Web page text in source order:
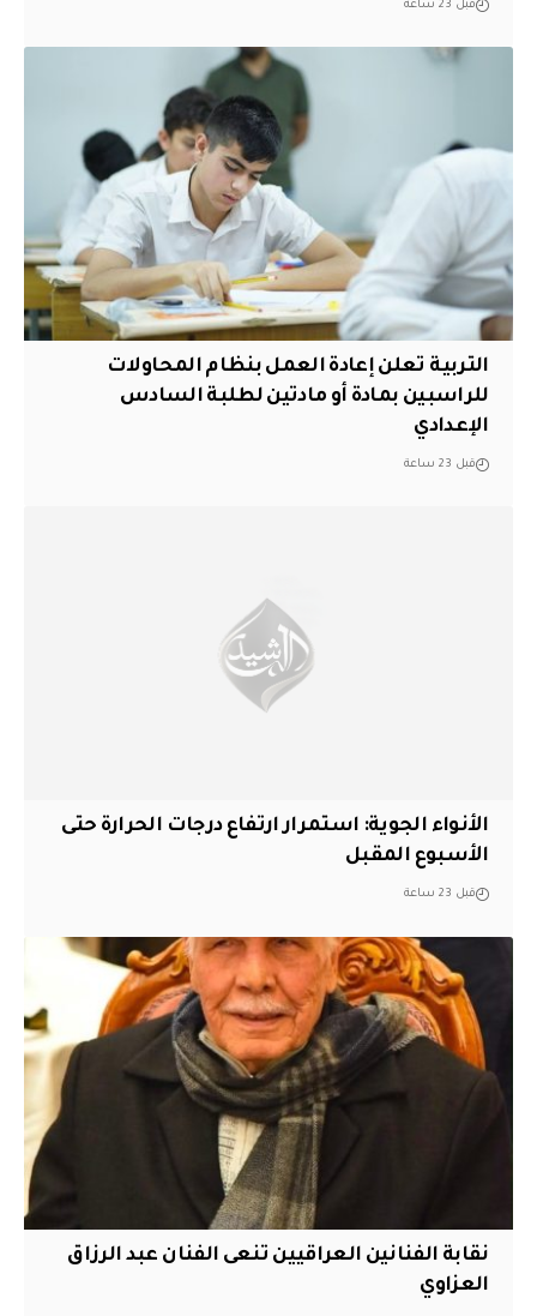
قبل 23 ساعة
التربية تعلن إعادة العمل بنظام المحاولات
للراسبين بمادة أو مادتين لطلبة السادس
الإعدادي
قبل 23 ساعة
الأنواء الجوية: استمرار ارتفاع درجات الحرارة حتى
الأسبوع المقبل
قبل 23 ساعة
نقابة الفنانين العراقيين تنعى الفنان عبد الرزاق
العزاوي